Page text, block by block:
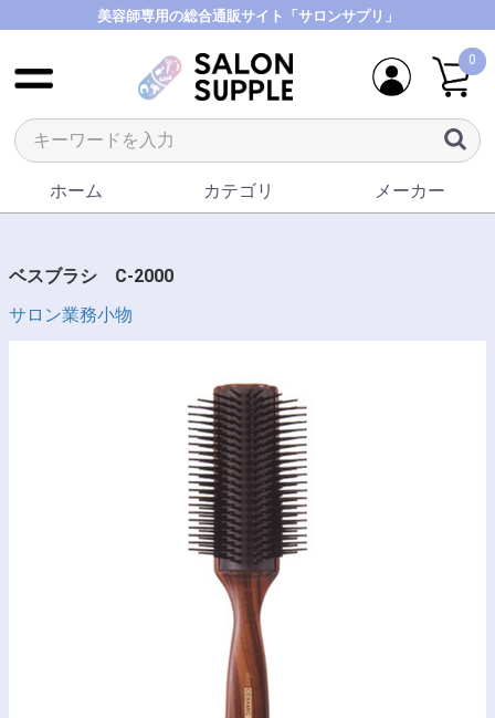
美容師専用の総合通販サイト「サロンサプリ」
0
ホーム カテゴリ メーカー
ベスブラシ C-2000
サロン業務小物